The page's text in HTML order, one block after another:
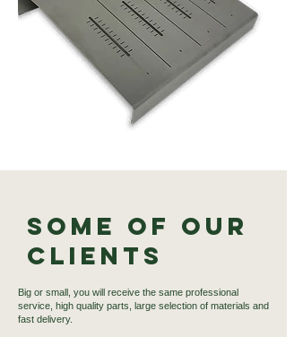
Some of our
Clients
Big or small, you will receive the same professional
service, high quality parts, large selection of materials and
fast delivery.